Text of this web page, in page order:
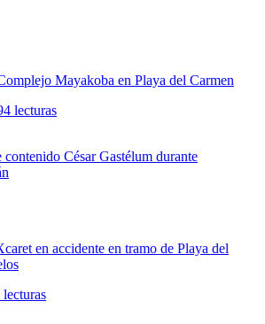
Mayakoba en Playa del Carmen
lecturas
contenido César Gastélum durante
en accidente en tramo de Playa del
lecturas